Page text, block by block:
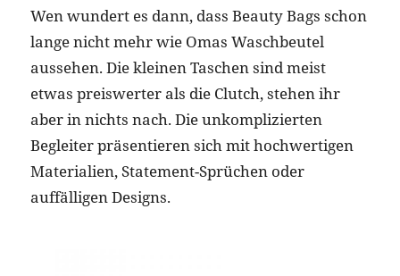
Wen wundert es dann, dass Beauty Bags schon
lange nicht mehr wie Omas Waschbeutel
aussehen. Die kleinen Taschen sind meist
etwas preiswerter als die Clutch, stehen ihr
aber in nichts nach. Die unkomplizierten
Begleiter präsentieren sich mit hochwertigen
Materialien, Statement-Sprüchen oder
auffälligen Designs.